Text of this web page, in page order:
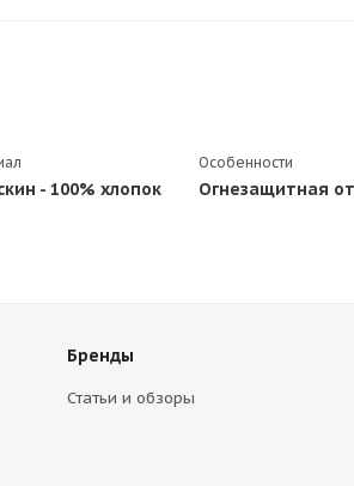
- 100% хлопок
Особенности
Огнезащитная
Бренды
Статьи и обзоры